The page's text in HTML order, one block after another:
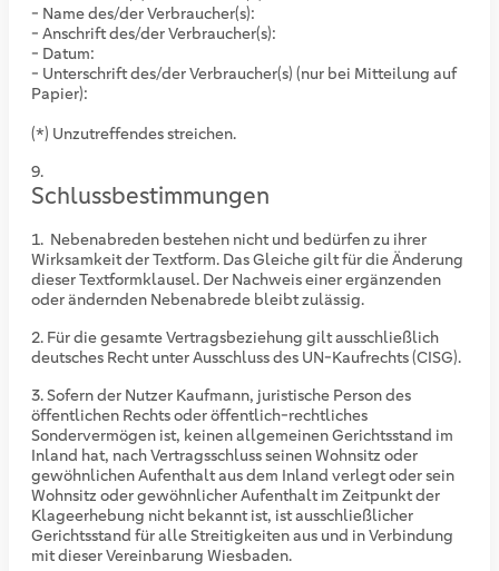
- Name des/der Verbraucher(s):
- Anschrift des/der Verbraucher(s):
- Datum:
- Unterschrift des/der Verbraucher(s) (nur bei Mitteilung auf
Papier):
(*) Unzutreffendes streichen.
Schlussbestimmungen
Nebenabreden bestehen nicht und bedürfen zu ihrer
Wirksamkeit der Textform. Das Gleiche gilt für die Änderung
dieser Textformklausel. Der Nachweis einer ergänzenden
oder ändernden Nebenabrede bleibt zulässig.
Für die gesamte Vertragsbeziehung gilt ausschließlich
deutsches Recht unter Ausschluss des UN-Kaufrechts (CISG).
Sofern der Nutzer Kaufmann, juristische Person des
öffentlichen Rechts oder öffentlich-rechtliches
Sondervermögen ist, keinen allgemeinen Gerichtsstand im
Inland hat, nach Vertragsschluss seinen Wohnsitz oder
gewöhnlichen Aufenthalt aus dem Inland verlegt oder sein
Wohnsitz oder gewöhnlicher Aufenthalt im Zeitpunkt der
Klageerhebung nicht bekannt ist, ist ausschließlicher
Gerichtsstand für alle Streitigkeiten aus und in Verbindung
mit dieser Vereinbarung Wiesbaden.